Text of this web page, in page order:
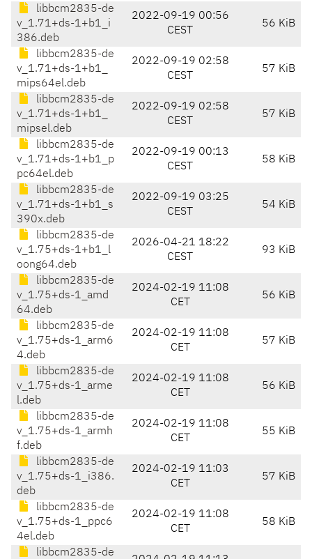
libbcm2835-de
v_1.71+ds-1+b1_i
386.deb
2022-09-19 00:56
CEST
56 KiB
libbcm2835-de
v_1.71+ds-1+b1_
mips64el.deb
2022-09-19 02:58
CEST
57 KiB
libbcm2835-de
v_1.71+ds-1+b1_
mipsel.deb
2022-09-19 02:58
CEST
57 KiB
libbcm2835-de
v_1.71+ds-1+b1_p
pc64el.deb
2022-09-19 00:13
CEST
58 KiB
libbcm2835-de
v_1.71+ds-1+b1_s
390x.deb
2022-09-19 03:25
CEST
54 KiB
libbcm2835-de
v_1.75+ds-1+b1_l
oong64.deb
2026-04-21 18:22
CEST
93 KiB
libbcm2835-de
v_1.75+ds-1_amd
64.deb
2024-02-19 11:08
CET
56 KiB
libbcm2835-de
v_1.75+ds-1_arm6
4.deb
2024-02-19 11:08
CET
57 KiB
libbcm2835-de
v_1.75+ds-1_arme
l.deb
2024-02-19 11:08
CET
56 KiB
libbcm2835-de
v_1.75+ds-1_armh
f.deb
2024-02-19 11:08
CET
55 KiB
libbcm2835-de
v_1.75+ds-1_i386.
deb
2024-02-19 11:03
CET
57 KiB
libbcm2835-de
v_1.75+ds-1_ppc6
4el.deb
2024-02-19 11:08
CET
58 KiB
libbcm2835-de